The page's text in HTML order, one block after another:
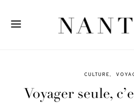
CULTURE
Voyager seule,